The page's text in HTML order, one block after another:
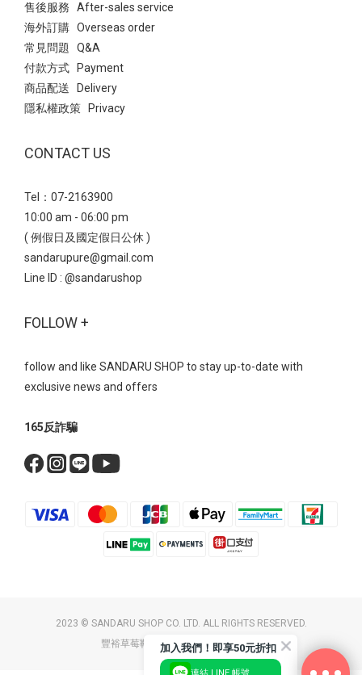
售後服務 After-sales service
海外訂購 Overseas order
常見問題 Q&A
付款方式 Payment
商品配送 Delivery
隱私權政策 Privacy
CONTACT US
Tel：07-2163900
10:00 am - 06:00 pm
( 例假日及國定假日公休 )
sandarupure@gmail.com
Line ID : @sandarushop
FOLLOW +
follow and like SANDARU SHOP to stay up-to-date with
exclusive news and offers
165反詐騙
2023 © SANDARU SHOP CO. LTD. ALL RIGHTS RESERVED.
豐裕草莓鞋店 / 統一編號：26058174
加入我們！即享50元折扣
連結 LINE 帳號